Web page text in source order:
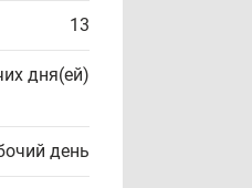
13
дня(ей)
день